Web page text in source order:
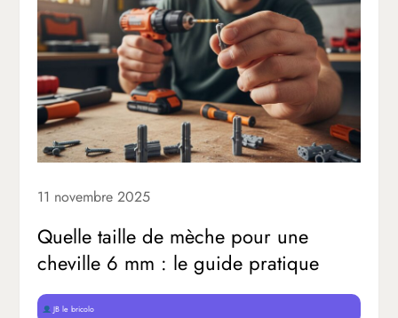
11 novembre 2025
Quelle taille de mèche pour une
cheville 6 mm : le guide pratique
JB le bricolo